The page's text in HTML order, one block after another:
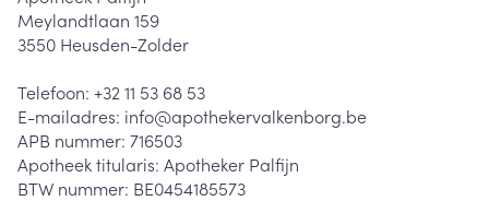
Meylandtlaan 159
3550 Heusden-Zolder
Telefoon: +32 11 53 68 53
E-mailadres: info@apothekervalkenborg.be
APB nummer: 716503
Apotheek titularis: Apotheker Palfijn
BTW nummer: BE0454185573